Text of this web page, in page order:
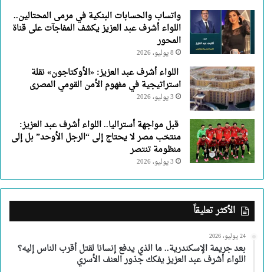
واتساب والحسابات البنكية في مرمى المحتالين..
اللواء أشرف عبد العزيز يكشف المفاجآت على قناة
المحور
8 يوليو، 2026
اللواء أشرف عبد العزيز: «الأوكتاجون» نقلة
استراتيجية في مفهوم الأمن القومي المصرى
3 يوليو، 2026
قبل مواجهة أستراليا.. اللواء أشرف عبد العزيز:
منتخب مصر لا يحتاج إلى “الرجل الأوحد” بل إلى
منظومة تنتصر
3 يوليو، 2026
الأكثر تعليقاً
24 يوليو، 2026
بعد جريمة الإسكندرية.. ما الذي يدفع إنسانا لقتل أقرب الناس إليه؟
اللواء أشرف عبد العزيز يفكك جذور العنف الأسري